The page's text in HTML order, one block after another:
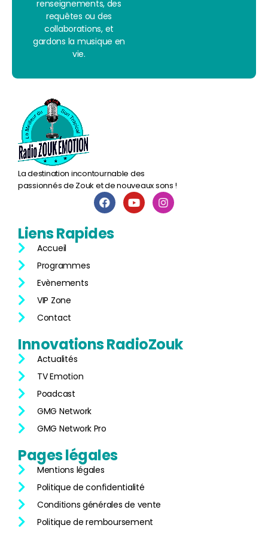
renseignements, des
requêtes ou des
collaborations, et
gardons la musique en
vie.
La destination incontournable des
passionnés de Zouk et de nouveaux sons !
LiensRapides
Accueil
Programmes
Evènements
VIP Zone
Contact
InnovationsRadioZouk
Actualités
TV Emotion
Poadcast
GMG Network
GMG Network Pro
Pageslégales
Mentions légales
Politique de confidentialité
Conditions générales de vente
Politique de remboursement